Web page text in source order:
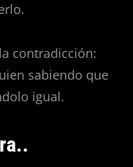
contradicción:
sabiendo que
igual.